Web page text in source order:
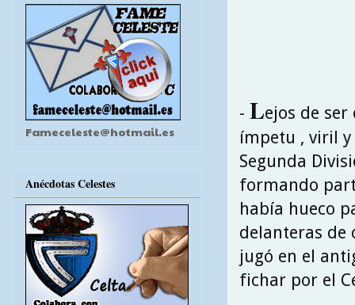
- Lejos de
ímpetu , viril
Segunda
formando
había hueco
delanteras de
jugó en el
fichar por el
Fameceleste@hotmail.es
Anécdotas Celestes